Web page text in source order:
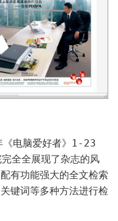
电脑爱好者》1-23
全全展现了杂志的风
有功能强大的全文检索
键词等多种方法进行检